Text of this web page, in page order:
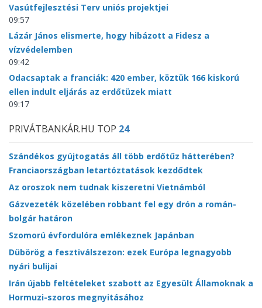
Vasútfejlesztési Terv uniós projektjei
09:57
Lázár János elismerte, hogy hibázott a Fidesz a
vízvédelemben
09:42
Odacsaptak a franciák: 420 ember, köztük 166 kiskorú
ellen indult eljárás az erdőtüzek miatt
09:17
PRIVÁTBANKÁR.HU TOP 24
Szándékos gyújtogatás áll több erdőtűz hátterében?
Franciaországban letartóztatások kezdődtek
Az oroszok nem tudnak kiszeretni Vietnámból
Gázvezeték közelében robbant fel egy drón a román-
bolgár határon
Szomorú évfordulóra emlékeznek Japánban
Dübörög a fesztiválszezon: ezek Európa legnagyobb
nyári bulijai
Irán újabb feltételeket szabott az Egyesült Államoknak a
Hormuzi-szoros megnyitásához